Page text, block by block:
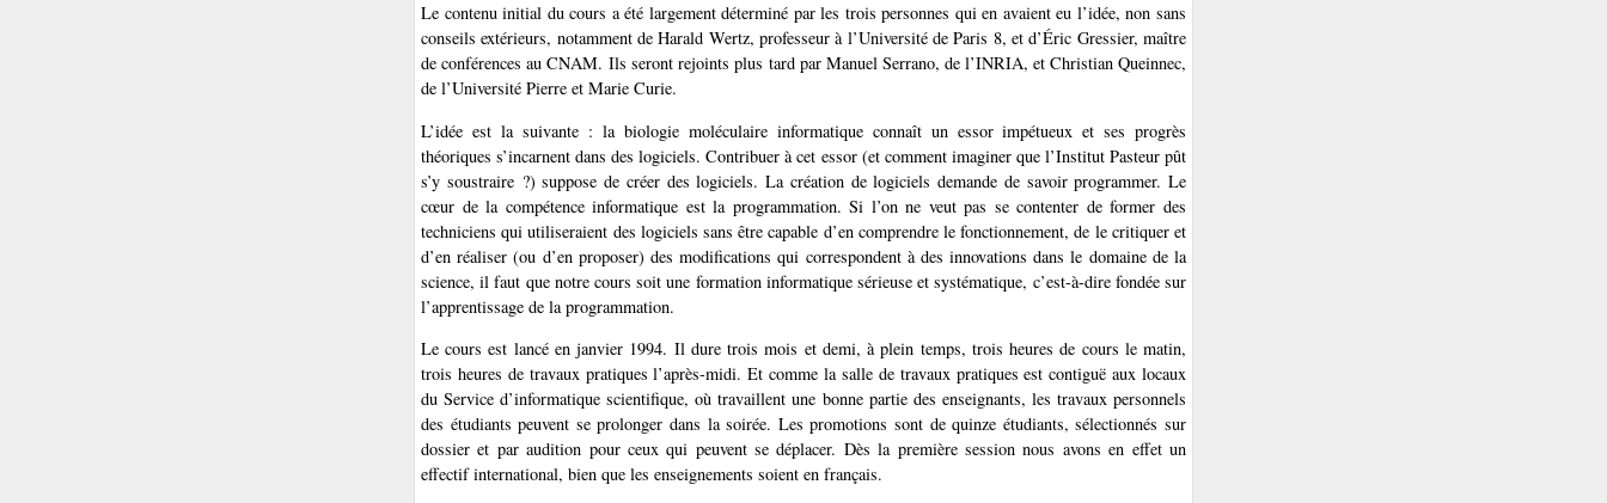
Le contenu initial du cours a été largement déterminé par les trois personnes qui en avaient eu l’idée, non sans
conseils extérieurs, notamment de Harald Wertz, professeur à l’Université de Paris 8, et d’Éric Gressier, maître
de conférences au CNAM. Ils seront rejoints plus tard par Manuel Serrano, de l’INRIA, et Christian Queinnec,
de l’Université Pierre et Marie Curie.
L’idée est la suivante : la biologie moléculaire informatique connaît un essor impétueux et ses progrès
théoriques s’incarnent dans des logiciels. Contribuer à cet essor (et comment imaginer que l’Institut Pasteur pût
s’y soustraire ?) suppose de créer des logiciels. La création de logiciels demande de savoir programmer. Le
cœur de la compétence informatique est la programmation. Si l’on ne veut pas se contenter de former des
techniciens qui utiliseraient des logiciels sans être capable d’en comprendre le fonctionnement, de le critiquer et
d’en réaliser (ou d’en proposer) des modifications qui correspondent à des innovations dans le domaine de la
science, il faut que notre cours soit une formation informatique sérieuse et systématique, c’est-à-dire fondée sur
l’apprentissage de la programmation.
Le cours est lancé en janvier 1994. Il dure trois mois et demi, à plein temps, trois heures de cours le matin,
trois heures de travaux pratiques l’après-midi. Et comme la salle de travaux pratiques est contiguë aux locaux
du Service d’informatique scientifique, où travaillent une bonne partie des enseignants, les travaux personnels
des étudiants peuvent se prolonger dans la soirée. Les promotions sont de quinze étudiants, sélectionnés sur
dossier et par audition pour ceux qui peuvent se déplacer. Dès la première session nous avons en effet un
effectif international, bien que les enseignements soient en français.